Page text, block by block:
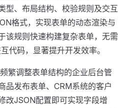
型、布局结构、校验规则及交互
格式，实现表单的动态渲染与
该规则快速构建复杂表单，无需
代码，显著提升开发效率。
繁调整表单结构的企业后台管
品发布表单、CRM系统的客户
改JSON配置即可实现字段增